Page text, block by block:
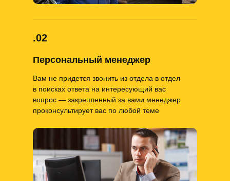
Персональный менеджер
Вам не придется звонить из отдела в отдел
в поисках ответа на интересующий вас
вопрос — закрепленный за вами менеджер
проконсультирует вас по любой теме
.02